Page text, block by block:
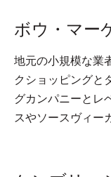
ボウ・マー
地元の小規模な業
クショッピングと
グカンパニーとレ
スやソースヴィー